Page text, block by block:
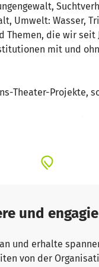
Umwelt: Wasser,
Themen, die wir seit
mit und
Theater-Projekte,
Wir
nichts als bleibende
haben folgende
und
und erhalte
von der